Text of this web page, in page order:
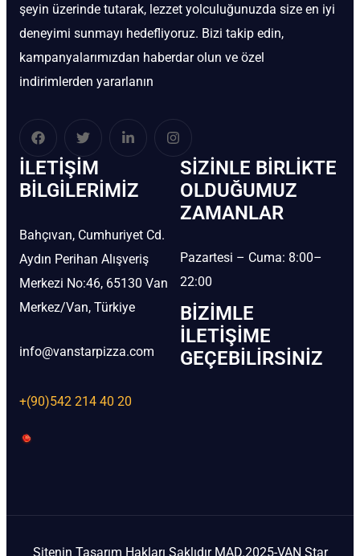
şeyin üzerinde tutarak, lezzet yolculuğunuzda size en iyi
deneyimi sunmayı hedefliyoruz. Bizi takip edin,
kampanyalarımızdan haberdar olun ve özel
indirimlerden yararlanın
İLETIŞIM
BİLGILERIMIZ
Bahçıvan, Cumhuriyet Cd.
Aydın Perihan Alışveriş
Merkezi No:46, 65130 Van
Merkez/Van, Türkiye
info@vanstarpizza.com
+(90)542 214 40 20
SIZINLE BIRLIKTE
OLDUĞUMUZ
ZAMANLAR
Pazartesi – Cuma: 8:00–
22:00
BIZIMLE
İLETIŞIME
GEÇEBILIRSINIZ
Sitenin Tasarım Hakları Saklıdır MAD.2025-VAN Star